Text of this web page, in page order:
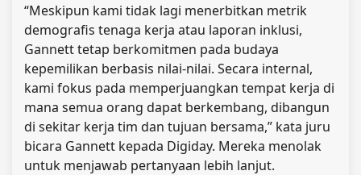
“Meskipun kami tidak lagi menerbitkan metrik
demografis tenaga kerja atau laporan inklusi,
Gannett tetap berkomitmen pada budaya
kepemilikan berbasis nilai-nilai. Secara internal,
kami fokus pada memperjuangkan tempat kerja di
mana semua orang dapat berkembang, dibangun
di sekitar kerja tim dan tujuan bersama,” kata juru
bicara Gannett kepada Digiday. Mereka menolak
untuk menjawab pertanyaan lebih lanjut.